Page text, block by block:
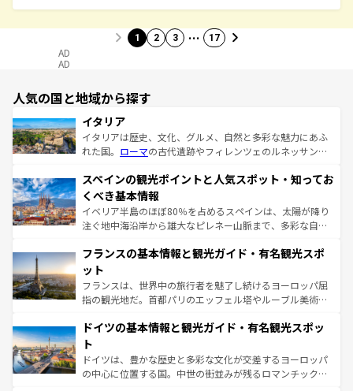
1 2 3 … 17
AD
AD
人気の国と地域から探す
イタリア
イタリアは歴史、文化、グルメ、自然と多彩な魅力にあふ
れた国。 ローマの古代遺跡やフィレンツェのルネッサンス
ろん、トスカーナの美しい田園風景やアマルフィ海岸の絶
景など、自然景観も見逃せない。観光の合間には、本場の
ピザやパスタなど、絶品のイタリア料理を堪能することも
できる。朝目覚めてから夜眠るまで、すべての瞬間を楽し
なお、新着のイタリア情報はコンテンツ一覧を参照してほ
しい。
スペインの観光ポイントと人気スポット・知ってお
くべき基本情報
イベリア半島のほぼ80％を占めるスペインは、太陽が降り
注ぐ地中海沿岸から雄大なピレネー山脈まで、多彩な自然
文化が根付くこの国では、情熱的なフラメンコ、熱気あふ
れる闘牛、そして美味しいタパスが生活の一部となってい
る。首都マドリードの洗練された雰囲気や、バルセロナの
アートに溢れた街角から、地方では古代ローマ遺跡や中世
せる。地方によって風土や気候が異なるスペインはその個
ンテンツ一覧 を参照してほしい。
フランスの基本情報と観光ガイド・有名観光スポ
ット
フランスは、世界中の旅行者を魅了し続けるヨーロッパ屈
指の観光地だ。首都パリのエッフェル塔やルーブル美術館
で、幅広い魅力が詰まっている。華麗な宮殿、歴史的な大
聖堂、美しいビーチ、そして豊かな自然が、訪れる者を心
から魅了する。また、フランスは美食の国としても知ら
れ、フランス料理はユネスコ無形文化遺産にも登録されて
ドイツの基本情報と観光ガイド・有名観光スポッ
ト
ドイツは、豊かな歴史と多彩な文化が交差するヨーロッパ
の中心に位置する国。中世の街並みが残るロマンチック街